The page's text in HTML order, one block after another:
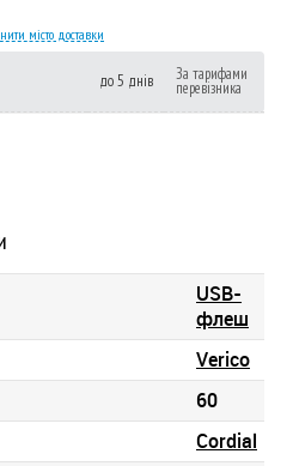
місто доставки
до 5 днів За тарифами
перевізника
USB-
флеш
Verico
60
Cordial